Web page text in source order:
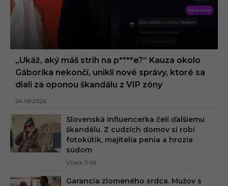
„Ukáž, aký máš strih na p****e?“ Kauza okolo
Gáboríka nekončí, unikli nové správy, ktoré sa
diali za oponou škandálu z VIP zóny
04.08.2026
Slovenská influencerka čelí ďalšiemu
škandálu. Z cudzích domov si robí
fotokútik, majitelia penia a hrozia
súdom
Včera 11:06
Garancia zlomeného srdca. Mužov s